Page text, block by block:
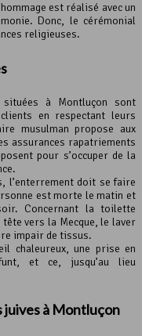
est réalisé avec un
Donc, le cérémonial
religieuses.
situées à Montluçon sont
en respectant leurs
musulman propose aux
assurances rapatriements
pour s’occuper de la
l’enterrement doit se faire
est morte le matin et
Concernant la toilette
vers la Mecque, le laver
impair de tissus.
chaleureux, une prise en
et ce, jusqu’au lieu
juives à Montluçon